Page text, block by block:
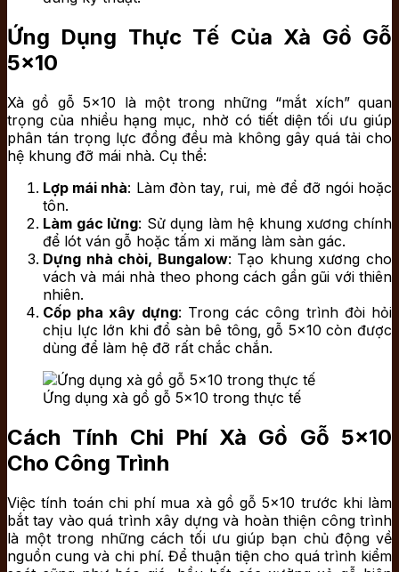
Ứng Dụng Thực Tế Của Xà Gồ Gỗ
5×10
Xà gồ gỗ 5×10 là một trong những “mắt xích” quan
trọng của nhiều hạng mục, nhờ có tiết diện tối ưu giúp
phân tán trọng lực đồng đều mà không gây quá tải cho
hệ khung đỡ mái nhà. Cụ thể:
Lợp mái nhà: Làm đòn tay, rui, mè để đỡ ngói hoặc
tôn.
Làm gác lửng: Sử dụng làm hệ khung xương chính
để lót ván gỗ hoặc tấm xi măng làm sàn gác.
Dựng nhà chòi, Bungalow: Tạo khung xương cho
vách và mái nhà theo phong cách gần gũi với thiên
nhiên.
Cốp pha xây dựng: Trong các công trình đòi hỏi
chịu lực lớn khi đổ sàn bê tông, gỗ 5×10 còn được
dùng để làm hệ đỡ rất chắc chắn.
Ứng dụng xà gồ gỗ 5×10 trong thực tế
Cách Tính Chi Phí Xà Gồ Gỗ 5×10
Cho Công Trình
Việc tính toán chi phí mua xà gồ gỗ 5×10 trước khi làm
bắt tay vào quá trình xây dựng và hoàn thiện công trình
là một trong những cách tối ưu giúp bạn chủ động về
nguồn cung và chi phí. Để thuận tiện cho quá trình kiểm